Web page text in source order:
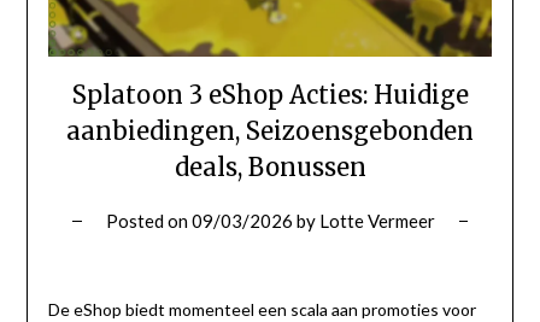
Splatoon 3 eShop Acties: Huidige
aanbiedingen, Seizoensgebonden
deals, Bonussen
Posted on09/03/2026 by Lotte Vermeer
De eShop biedt momenteel een scala aan promoties voor